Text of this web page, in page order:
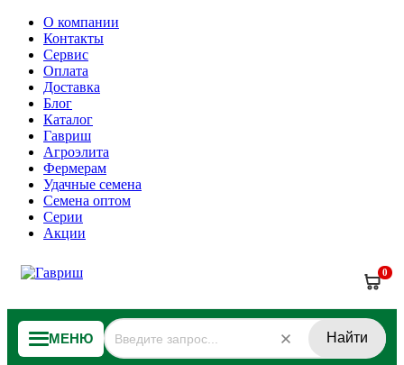
О компании
Контакты
Сервис
Оплата
Доставка
Блог
Каталог
Гавриш
Агроэлита
Фермерам
Удачные семена
Семена оптом
Серии
Акции
0
МЕНЮ Найти